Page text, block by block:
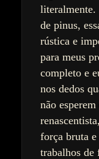
literalmente.
de pinus,
rústica e
para meus
completo e
nos dedos
não
força bruta
trabalhos de